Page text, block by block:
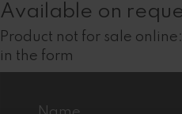
Available on
Product not for sale
in the form